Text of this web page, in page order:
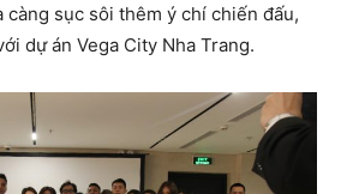
càng sục sôi thêm ý chí chiến đấu,
dự án Vega City Nha Trang.